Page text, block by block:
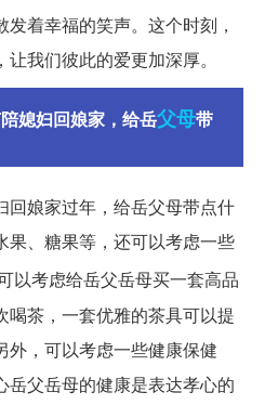
着幸福的笑声。这个时刻，
我们彼此的爱更加深厚。
媳妇回娘家，给岳父母带
回娘家过年，给岳父母带点什
果、糖果等，还可以考虑一些
以考虑给岳父岳母买一套高品
喝茶，一套优雅的茶具可以提
外，可以考虑一些健康保健
岳父岳母的健康是表达孝心的